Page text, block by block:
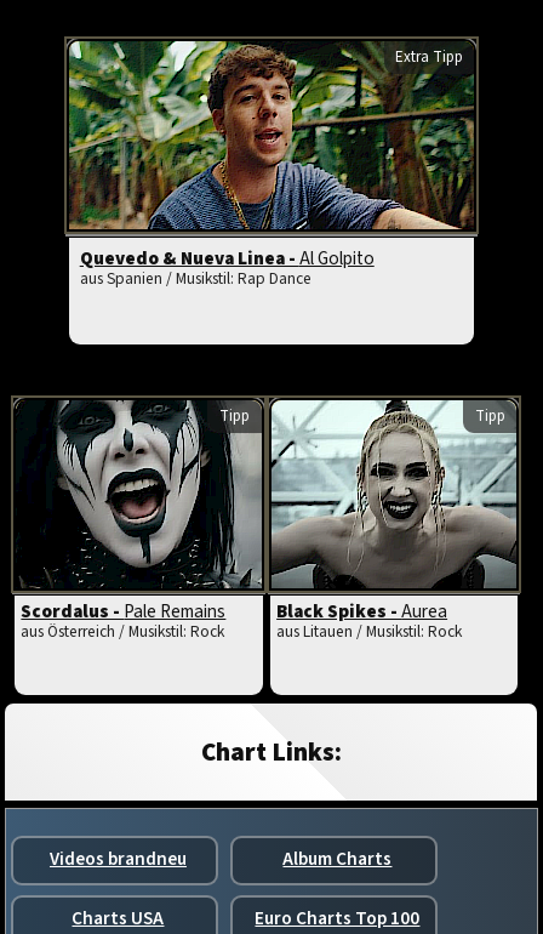
Extra Tipp
Quevedo & Nueva Linea -Al Golpito
aus Spanien / Musikstil: Rap Dance
Tipp
Scordalus -Pale Remains
aus Österreich / Musikstil: Rock
Tipp
Black Spikes -Aurea
aus Litauen / Musikstil: Rock
Chart Links:
Videos brandneu Album Charts
Charts USA Euro Charts Top 100